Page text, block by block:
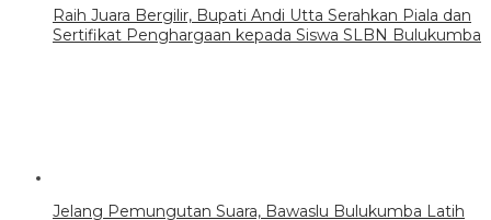
Raih Juara Bergilir, Bupati Andi Utta Serahkan Piala dan
Sertifikat Penghargaan kepada Siswa SLBN Bulukumba
Jelang Pemungutan Suara, Bawaslu Bulukumba Latih